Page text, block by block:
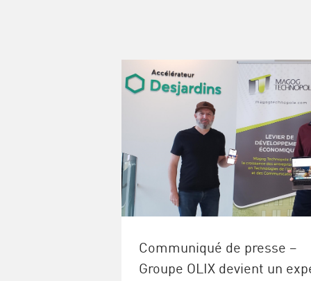
Communiqué de presse –
Groupe OLIX devient un